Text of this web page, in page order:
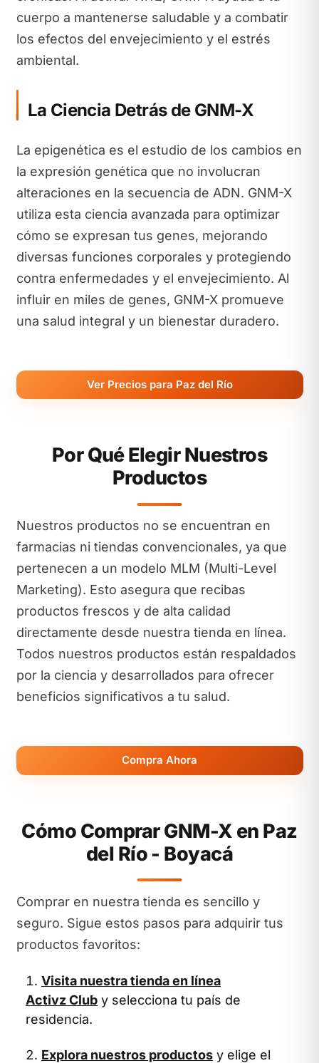
cuerpo a mantenerse saludable y a combatir
los efectos del envejecimiento y el estrés
ambiental.
La Ciencia Detrás de GNM-X
La epigenética es el estudio de los cambios en
la expresión genética que no involucran
alteraciones en la secuencia de ADN. GNM-X
utiliza esta ciencia avanzada para optimizar
cómo se expresan tus genes, mejorando
diversas funciones corporales y protegiendo
contra enfermedades y el envejecimiento. Al
influir en miles de genes, GNM-X promueve
una salud integral y un bienestar duradero.
Ver Precios para Paz del Río
Por Qué Elegir Nuestros
Productos
Nuestros productos no se encuentran en
farmacias ni tiendas convencionales, ya que
pertenecen a un modelo MLM (Multi-Level
Marketing). Esto asegura que recibas
productos frescos y de alta calidad
directamente desde nuestra tienda en línea.
Todos nuestros productos están respaldados
por la ciencia y desarrollados para ofrecer
beneficios significativos a tu salud.
Compra Ahora
Cómo Comprar GNM-X en Paz
del Río - Boyacá
Comprar en nuestra tienda es sencillo y
seguro. Sigue estos pasos para adquirir tus
productos favoritos:
Visita nuestra tienda en línea
Activz Club y selecciona tu país de
residencia.
Explora nuestros productos y elige el